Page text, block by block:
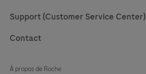
digital
images
scanned
Support (Customer Service Center)
Contact
À propos de Roche